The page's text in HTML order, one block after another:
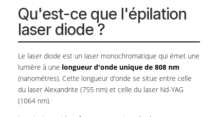
VI.
Épilation laser diode : les questions
fréquentes
VII. Prêt(e) à passer au laser médical ?
Qu'est-ce que l'épilation
laser diode ?
Le laser diode est un laser monochromatique qui émet une
lumière à une longueur d'onde unique de 808 nm
(nanomètres). Cette longueur d'onde se situe entre celle
du laser Alexandrite (755 nm) et celle du laser Nd-YAG
(1064 nm).